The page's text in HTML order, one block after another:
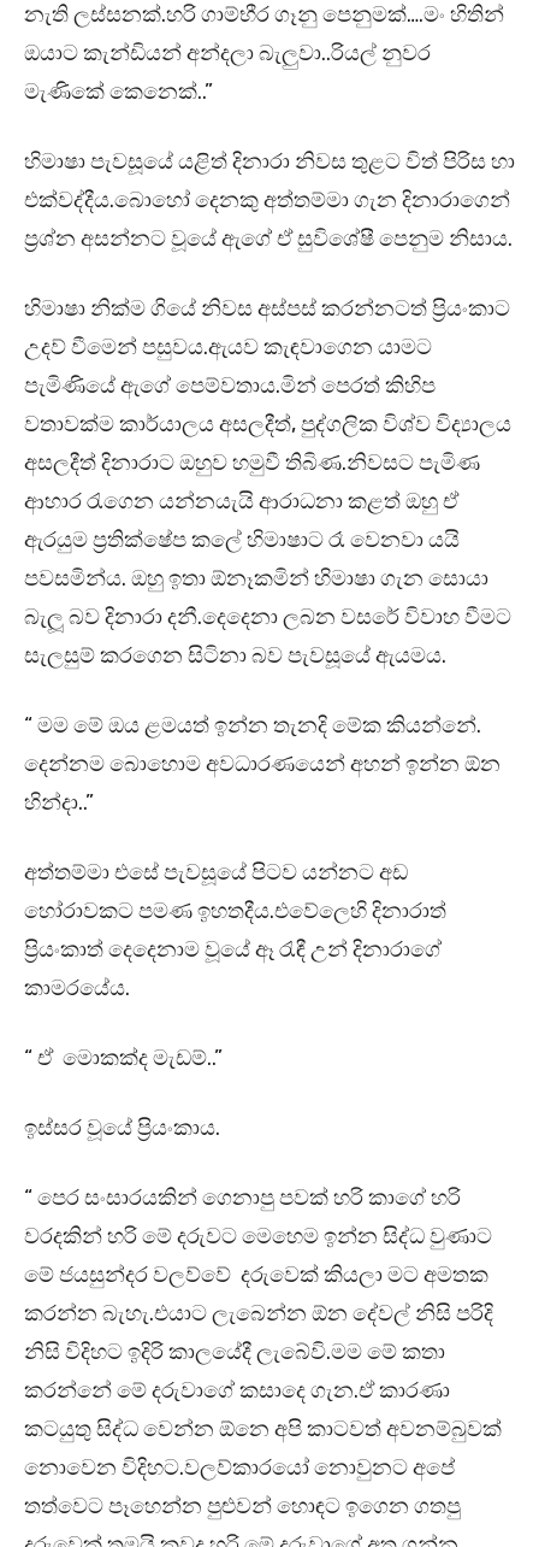
නැති ලස්සනක්.හරි ගාම්භීර ගෑනු පෙනුමක්….මං හිතින්
ඔයාට කැන්ඩියන් අන්දලා බැලුවා..රියල් නුවර
මැණිකේ කෙනෙක්..”
හිමාෂා පැවසූයේ යළිත් දිනාරා නිවස තුළට විත් පිරිස හා
එක්වද්දීය.බොහෝ දෙනකු අත්තම්මා ගැන දිනාරාගෙන්
ප්‍රශ්න අසන්නට වූයේ ඇගේ ඒ සුවි⁣ශේෂී පෙනුම නිසාය.
හිමාෂා නික්ම ගියේ නිවස අස්පස් කරන්නටත් ප්‍රියංකාට
උදව් වීමෙන් පසුවය.ඇයව කැඳවාගෙන යාමට
පැමිණියේ ඇගේ පෙම්වතාය.මින් පෙරත් කිහිප
වතාවක්ම කාර්යාලය අසලදීත්, පුද්ගලික විශ්ව විද්‍යාලය
අසලදීත් දිනාරාට ඔහුව හමුවී තිබිණ.නිවසට පැමිණ
ආහාර රැගෙන යන්නයැයි ආරාධනා කළත් ඔහු ඒ
ඇරයුම ප්‍රතික්ෂේප කලේ හිමාෂාට රෑ වෙනවා යයි
පවසමින්ය. ඔහු ඉතා ඕනෑකමින් හිමාෂා ගැන සොයා
බැලූ බව දිනාරා දනී.දෙදෙනා ලබන වසරේ විවාහ වීමට
සැලසුම් කරගෙන සිටිනා බව පැවසූයේ ඇයමය.
“ මම මේ ඔය ළමයත් ඉන්න තැනදි මේක කියන්නේ.
දෙන්නම බොහොම අවධාරණයෙන් අහන් ඉන්න ඕන
හින්දා..”
අත්තම්මා එසේ පැවසූයේ පිටව යන්නට අඩ
හෝරාවකට පමණ ඉහතදීය.එවේලෙහි දිනාරාත්
ප්‍රියංකාත් දෙදෙනාම වූයේ ඈ රැඳී උන් දිනාරාගේ
කාමරයේය.
“ ඒ මොකක්ද මැඩම්..”
ඉස්සර වූයේ ප්‍රියංකාය.
“ පෙර සංසාරයකින් ගෙනාපු පවක් හරි කාගේ හරි
වරදකින් හරි මේ දරුවට මෙහෙම ඉන්න සිද්ධ වුණාට
මේ ජයසුන්දර වලව්වේ දරුවෙක් කියලා මට අමතක
කරන්න බැහැ.එයාට ලැබෙන්න ඕන දේවල් නිසි පරිදි
නිසි විදිහට ඉදිරි කාලයේදී ලැබේවි.මම මේ කතා
කරන්නේ මේ දරුවාගේ කසාදෙ ගැන.ඒ කාරණා
කටයුතු සිද්ධ වෙන්න ඕනෙ අපි කාටවත් අවනම්බුවක්
නොවෙන විදිහට.වලව්කාරයෝ නොවුනට අපේ
තත්වෙට පෑහෙන්න පුළුවන් හොඳට ඉගෙන ගතපු